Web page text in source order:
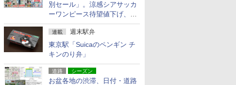
別セール」。涼感シアサッカ
ーワンピース待望値下げ、撥
水ギアショーツは1990円に
連載 週末駅弁
東京駅「Suicaのペンギン チ
キンのり弁」
道路 シーズン
お盆各地の渋滞、日付・道路